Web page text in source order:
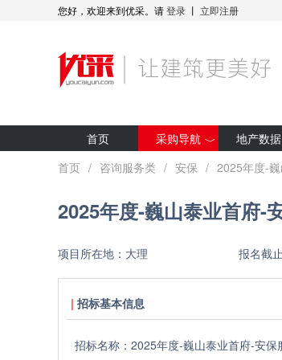
您好，欢迎来到优采。请登录 丨 立即注册
首页
采购导航
最新招标
采购人动态
地产数据
房企拿地
全装修项
首页 / 咨询服务类 / 安保 / 2025年度-
2025年度-巍山泰业首府-
项目所在地： 大理 报名截
招标基本信息
招标名称： 2025年度-巍山泰业首府-安保